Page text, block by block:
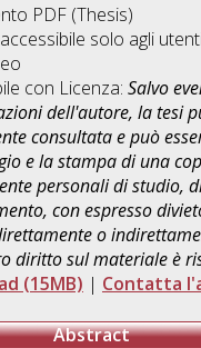
PDF (Thesis)
solo agli
con Licenza: Salvo
dell'autore, la tesi
consultata e può
e la stampa di una
personali di studio,
con espresso
o
diritto sul materiale è
(15MB) | Contatta
Abstract